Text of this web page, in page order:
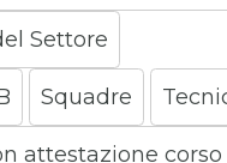
Settore
Squadre
attestazione corso